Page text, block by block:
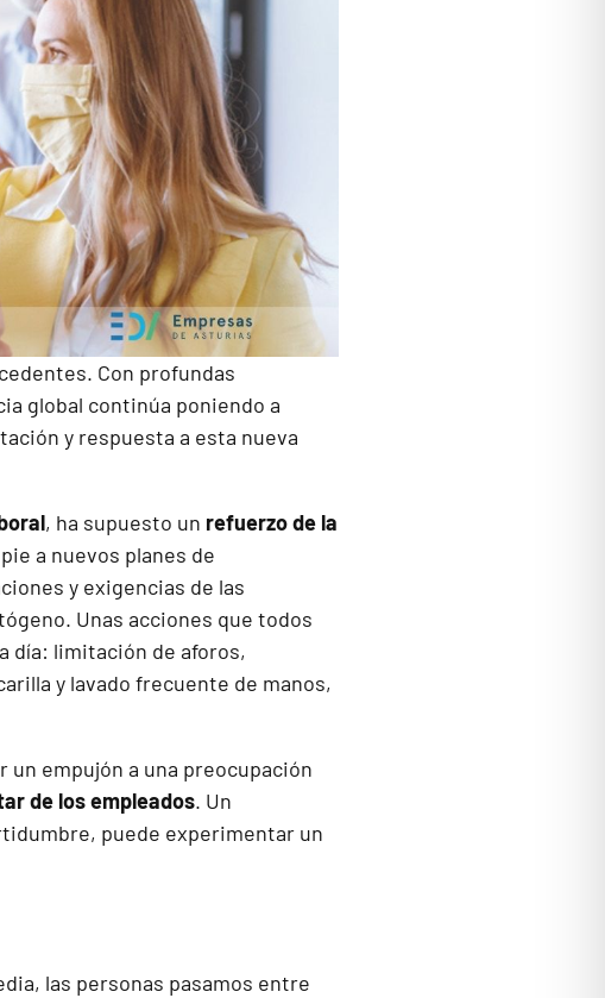
Con profundas
global continúa poniendo a
y respuesta a esta nueva
, ha supuesto un refuerzo de la
a nuevos planes de
y exigencias de las
Unas acciones que todos
día: limitación de aforos,
y lavado frecuente de manos,
un empujón a una preocupación
de los empleados. Un
puede experimentar un
las personas pasamos entre